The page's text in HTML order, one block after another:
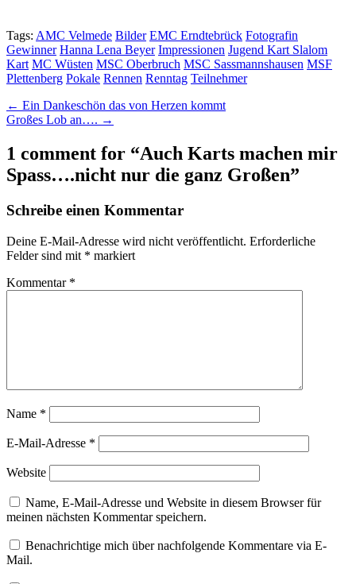
Tags: AMC Velmede Bilder EMC Erndtebrück Fotografin
Gewinner Hanna Lena Beyer Impressionen Jugend Kart Slalom
Kart MC Wüsten MSC Oberbruch MSC Sassmannshausen MSF
Plettenberg Pokale Rennen Renntag Teilnehmer
Post
navigation
← Ein Dankeschön das von Herzen kommt
Großes Lob an…. →
1 comment for “Auch Karts machen mir
Spass….nicht nur die ganz Großen”
Schreibe einen Kommentar
Deine E-Mail-Adresse wird nicht veröffentlicht. Erforderliche
Felder sind mit * markiert
Kommentar *
Name *
E-Mail-Adresse *
Website
Name, E-Mail-Adresse und Website in diesem Browser für
meinen nächsten Kommentar speichern.
Benachrichtige mich über nachfolgende Kommentare via E-
Mail.